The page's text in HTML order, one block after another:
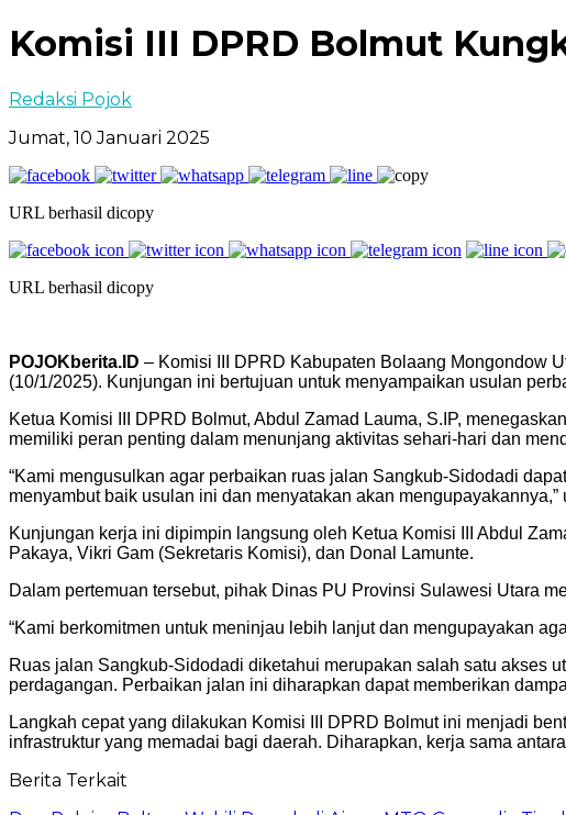
Komisi III DPRD Bolmut
Redaksi Pojok
Jumat, 10 Januari 2025
URL berhasil dicopy
URL berhasil dicopy
POJOKberita.ID – Komisi III DPRD Kabupaten Bolaang Mongondow
(10/1/2025). Kunjungan ini bertujuan untuk menyampaikan usulan
Ketua Komisi III DPRD Bolmut, Abdul Zamad Lauma, S.IP,
memiliki peran penting dalam menunjang aktivitas sehari-hari dan
“Kami mengusulkan agar perbaikan ruas jalan Sangkub-Sidodadi
menyambut baik usulan ini dan menyatakan akan mengupayakannya,”
Kunjungan kerja ini dipimpin langsung oleh Ketua Komisi III Abdul
Pakaya, Vikri Gam (Sekretaris Komisi), dan Donal Lamunte.
Dalam pertemuan tersebut, pihak Dinas PU Provinsi Sulawesi Utara
“Kami berkomitmen untuk meninjau lebih lanjut dan mengupayakan
Ruas jalan Sangkub-Sidodadi diketahui merupakan salah satu akses
perdagangan. Perbaikan jalan ini diharapkan dapat memberikan
Langkah cepat yang dilakukan Komisi III DPRD Bolmut ini menjadi
infrastruktur yang memadai bagi daerah. Diharapkan, kerja sama
Berita Terkait